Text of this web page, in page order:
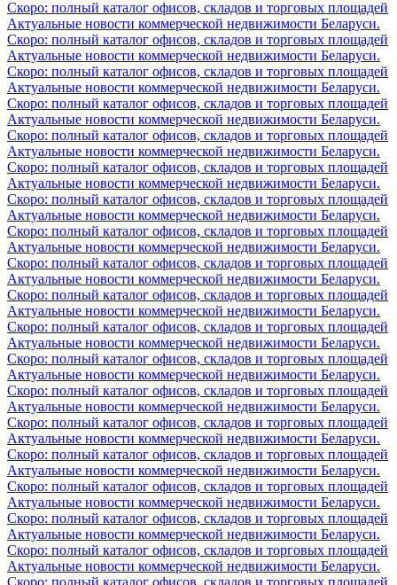
Скоро: полный каталог офисов, складов и торговых площадей
Актуальные новости коммерческой недвижимости Беларуси.
Скоро: полный каталог офисов, складов и торговых площадей
Актуальные новости коммерческой недвижимости Беларуси.
Скоро: полный каталог офисов, складов и торговых площадей
Актуальные новости коммерческой недвижимости Беларуси.
Скоро: полный каталог офисов, складов и торговых площадей
Актуальные новости коммерческой недвижимости Беларуси.
Скоро: полный каталог офисов, складов и торговых площадей
Актуальные новости коммерческой недвижимости Беларуси.
Скоро: полный каталог офисов, складов и торговых площадей
Актуальные новости коммерческой недвижимости Беларуси.
Скоро: полный каталог офисов, складов и торговых площадей
Актуальные новости коммерческой недвижимости Беларуси.
Скоро: полный каталог офисов, складов и торговых площадей
Актуальные новости коммерческой недвижимости Беларуси.
Скоро: полный каталог офисов, складов и торговых площадей
Актуальные новости коммерческой недвижимости Беларуси.
Скоро: полный каталог офисов, складов и торговых площадей
Актуальные новости коммерческой недвижимости Беларуси.
Скоро: полный каталог офисов, складов и торговых площадей
Актуальные новости коммерческой недвижимости Беларуси.
Скоро: полный каталог офисов, складов и торговых площадей
Актуальные новости коммерческой недвижимости Беларуси.
Скоро: полный каталог офисов, складов и торговых площадей
Актуальные новости коммерческой недвижимости Беларуси.
Скоро: полный каталог офисов, складов и торговых площадей
Актуальные новости коммерческой недвижимости Беларуси.
Скоро: полный каталог офисов, складов и торговых площадей
Актуальные новости коммерческой недвижимости Беларуси.
Скоро: полный каталог офисов, складов и торговых площадей
Актуальные новости коммерческой недвижимости Беларуси.
Скоро: полный каталог офисов, складов и торговых площадей
Актуальные новости коммерческой недвижимости Беларуси.
Скоро: полный каталог офисов, складов и торговых площадей
Актуальные новости коммерческой недвижимости Беларуси.
Скоро: полный каталог офисов, складов и торговых площадей